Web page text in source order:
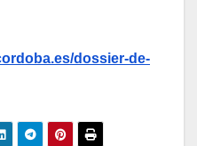
dossier-de-